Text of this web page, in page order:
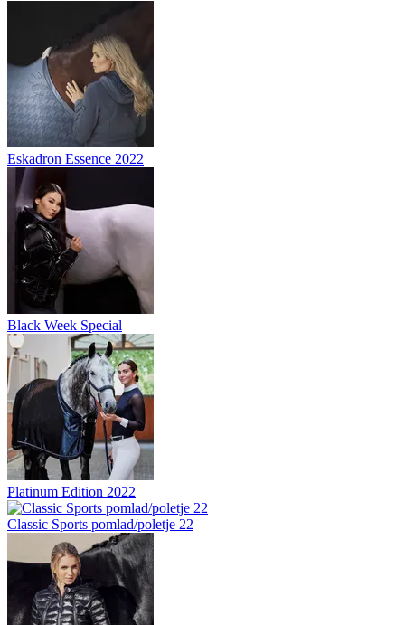
Eskadron Essence 2022
Black Week Special
Platinum Edition 2022
Classic Sports pomlad/poletje 22